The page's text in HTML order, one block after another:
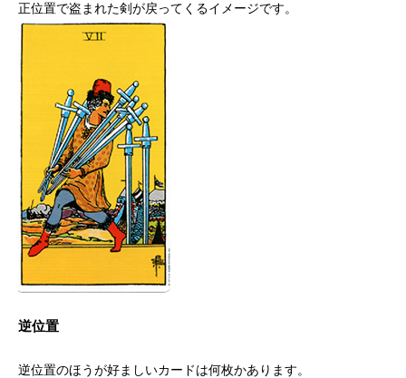
正位置で盗まれた剣が戻ってくるイメージです。
逆位置
逆位置のほうが好ましいカードは何枚かあります。